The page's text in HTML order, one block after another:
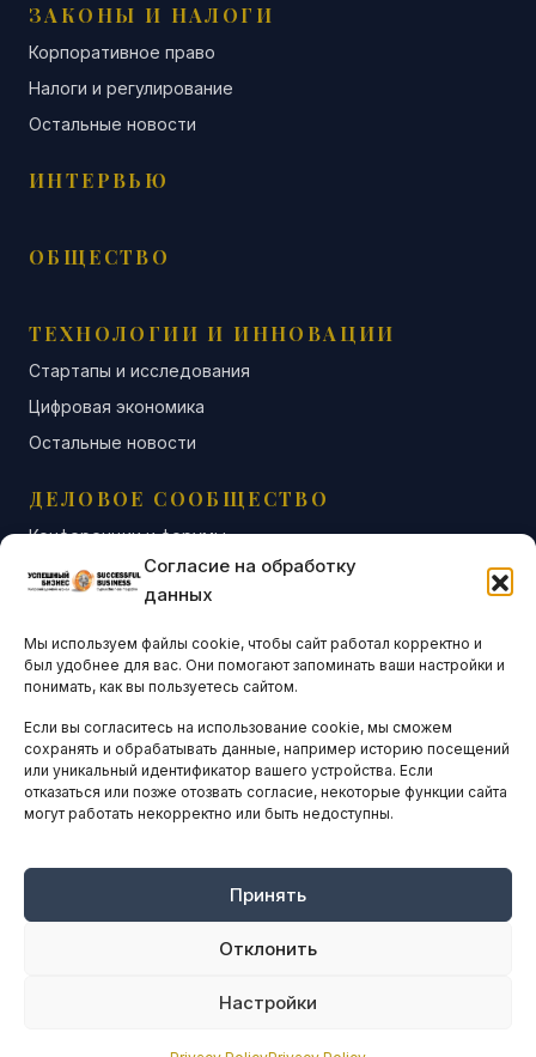
Согласие на обработку
данных
Мы используем файлы cookie, чтобы сайт работал корректно и
был удобнее для вас. Они помогают запоминать ваши настройки и
понимать, как вы пользуетесь сайтом.
Если вы согласитесь на использование cookie, мы сможем
сохранять и обрабатывать данные, например историю посещений
или уникальный идентификатор вашего устройства. Если
отказаться или позже отозвать согласие, некоторые функции сайта
могут работать некорректно или быть недоступны.
Принять
Отклонить
Настройки
ЗАКОНЫ И НАЛОГИ
Корпоративное право
Налоги и регулирование
Остальные новости
ИНТЕРВЬЮ
ОБЩЕСТВО
ТЕХНОЛОГИИ И ИННОВАЦИИ
Стартапы и исследования
Цифровая экономика
Остальные новости
ДЕЛОВОЕ СООБЩЕСТВО
Конференции и форумы
Бизнес-клубы и ассоциации
Остальные новости
АНАЛИТИКА И СТАТИСТИКА
ARTICLES IN ENGLISH
НАВИГАЦИЯ
Оплата онлайн